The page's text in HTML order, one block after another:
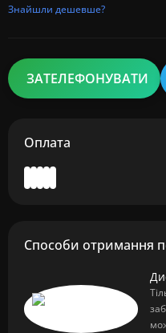
Знайшли дешевше?
ЗАТЕЛЕФОНУВАТИ
Оплата
Способи отримання